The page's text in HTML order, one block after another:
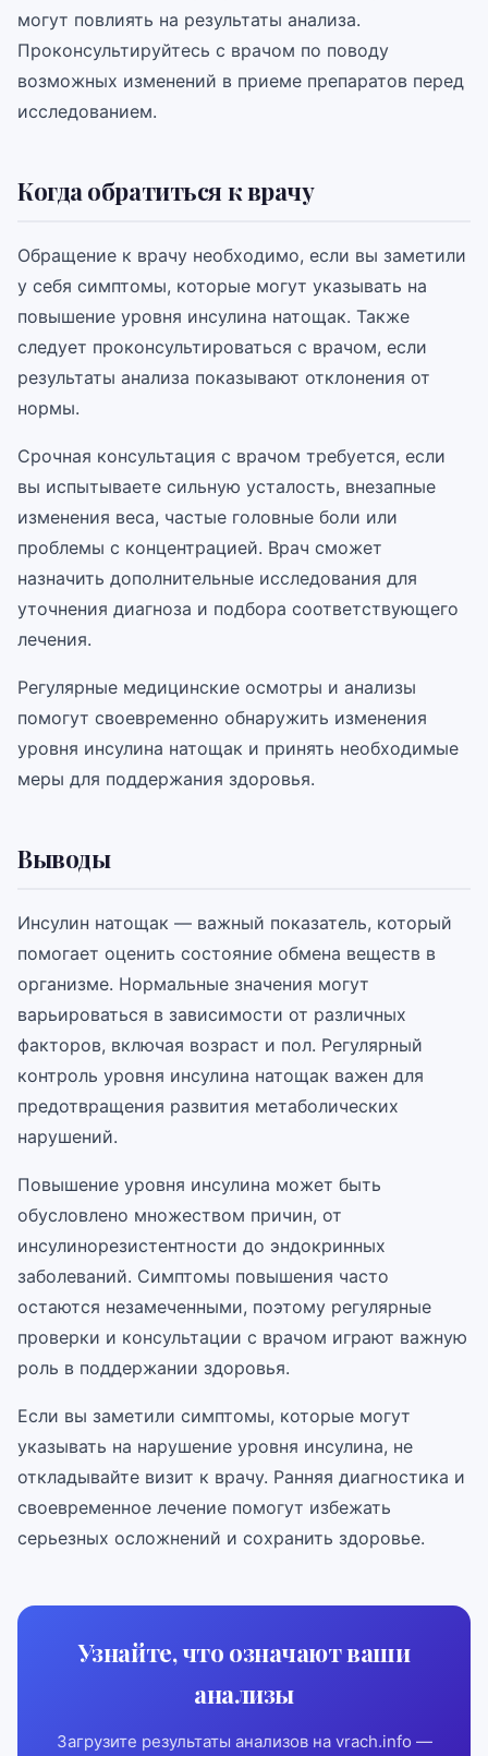
могут повлиять на результаты анализа.
Проконсультируйтесь с врачом по поводу
возможных изменений в приеме препаратов перед
исследованием.
Когда обратиться к врачу
Обращение к врачу необходимо, если вы заметили
у себя симптомы, которые могут указывать на
повышение уровня инсулина натощак. Также
следует проконсультироваться с врачом, если
результаты анализа показывают отклонения от
нормы.
Срочная консультация с врачом требуется, если
вы испытываете сильную усталость, внезапные
изменения веса, частые головные боли или
проблемы с концентрацией. Врач сможет
назначить дополнительные исследования для
уточнения диагноза и подбора соответствующего
лечения.
Регулярные медицинские осмотры и анализы
помогут своевременно обнаружить изменения
уровня инсулина натощак и принять необходимые
меры для поддержания здоровья.
Выводы
Инсулин натощак — важный показатель, который
помогает оценить состояние обмена веществ в
организме. Нормальные значения могут
варьироваться в зависимости от различных
факторов, включая возраст и пол. Регулярный
контроль уровня инсулина натощак важен для
предотвращения развития метаболических
нарушений.
Повышение уровня инсулина может быть
обусловлено множеством причин, от
инсулинорезистентности до эндокринных
заболеваний. Симптомы повышения часто
остаются незамеченными, поэтому регулярные
проверки и консультации с врачом играют важную
роль в поддержании здоровья.
Если вы заметили симптомы, которые могут
указывать на нарушение уровня инсулина, не
откладывайте визит к врачу. Ранняя диагностика и
своевременное лечение помогут избежать
серьезных осложнений и сохранить здоровье.
Узнайте, что означают ваши
анализы
Загрузите результаты анализов на vrach.info —